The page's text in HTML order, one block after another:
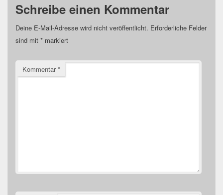
Schreibe einen Kommentar
Deine E-Mail-Adresse wird nicht veröffentlicht. Erforderliche Felder
sind mit * markiert
Kommentar*